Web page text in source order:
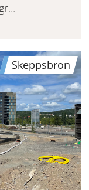
Skeppsbron